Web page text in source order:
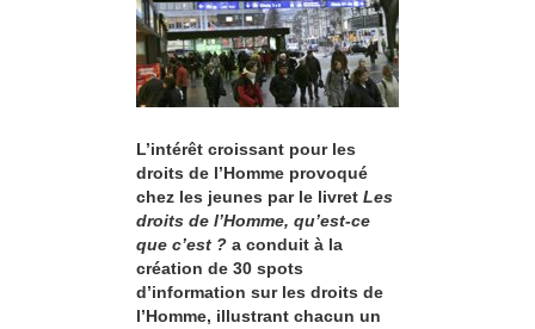
L’intérêt croissant pour les
droits de l’Homme provoqué
chez les jeunes par le livret Les
droits de l’Homme, qu’est-ce
que c’est ? a conduit à la
création de 30 spots
d’information sur les droits de
l’Homme, illustrant chacun un